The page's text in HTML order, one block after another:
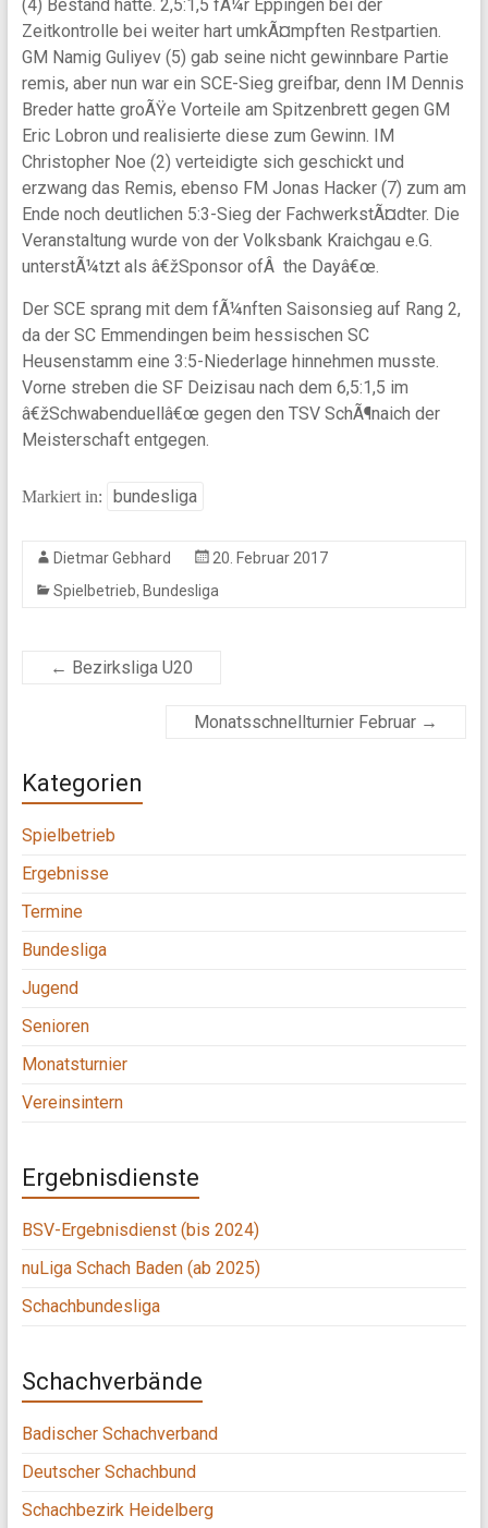
(4) Bestand hatte. 2,5:1,5 fÃ¼r Eppingen bei der
Zeitkontrolle bei weiter hart umkÃ¤mpften Restpartien.
GM Namig Guliyev (5) gab seine nicht gewinnbare Partie
remis, aber nun war ein SCE-Sieg greifbar, denn IM Dennis
Breder hatte groÃŸe Vorteile am Spitzenbrett gegen GM
Eric Lobron und realisierte diese zum Gewinn. IM
Christopher Noe (2) verteidigte sich geschickt und
erzwang das Remis, ebenso FM Jonas Hacker (7) zum am
Ende noch deutlichen 5:3-Sieg der FachwerkstÃ¤dter. Die
Veranstaltung wurde von der Volksbank Kraichgau e.G.
unterstÃ¼tzt als â€žSponsor ofÂ the Dayâ€œ.
Der SCE sprang mit dem fÃ¼nften Saisonsieg auf Rang 2,
da der SC Emmendingen beim hessischen SC
Heusenstamm eine 3:5-Niederlage hinnehmen musste.
Vorne streben die SF Deizisau nach dem 6,5:1,5 im
â€žSchwabenduellâ€œ gegen den TSV SchÃ¶naich der
Meisterschaft entgegen.
Markiert in: bundesliga
Dietmar Gebhard
20. Februar 2017
Spielbetrieb, Bundesliga
← Bezirksliga U20
Monatsschnellturnier Februar →
Kategorien
Spielbetrieb
Ergebnisse
Termine
Bundesliga
Jugend
Senioren
Monatsturnier
Vereinsintern
Ergebnisdienste
BSV-Ergebnisdienst (bis 2024)
nuLiga Schach Baden (ab 2025)
Schachbundesliga
Schachverbände
Badischer Schachverband
Deutscher Schachbund
Schachbezirk Heidelberg